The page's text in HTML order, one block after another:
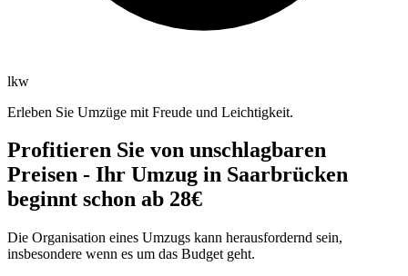
lkw
Erleben Sie Umzüge mit Freude und Leichtigkeit.
Profitieren Sie von unschlagbaren
Preisen - Ihr Umzug in Saarbrücken
beginnt schon ab 28€
Die Organisation eines Umzugs kann herausfordernd sein,
insbesondere wenn es um das Budget geht.